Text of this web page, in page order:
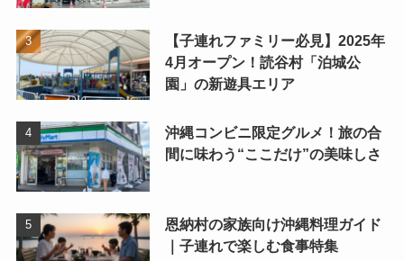
【子連れファミリー必見】2025年
4月オープン！読谷村「泊城公
園」の新遊具エリア
沖縄コンビニ限定グルメ！旅の合
間に味わう“ここだけ”の美味しさ
恩納村の家族向け沖縄料理ガイド
｜子連れで楽しむ食事特集